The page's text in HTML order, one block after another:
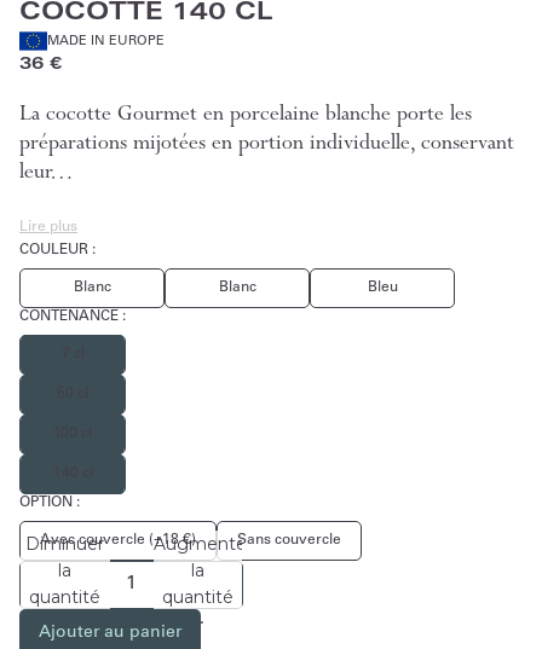
COCOTTE 140 CL
MADE IN EUROPE
36 €
La cocotte Gourmet en porcelaine blanche porte les
préparations mijotées en portion individuelle, conservant
leur…
Lire plus
COULEUR :
Blanc Blanc
Bleu
CONTENANCE :
OPTION :
Avec couvercle (+18 €) Sans couvercle
Diminuer
la
quantité
Augmenter
la
quantité
Ajouter au panier